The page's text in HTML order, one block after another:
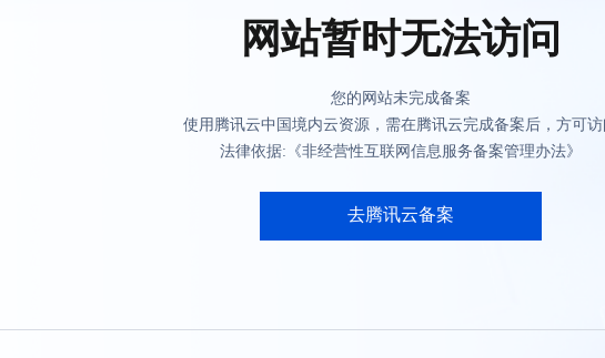
网站暂时无法访问
您的网站未完成备案
使用腾讯云中国境内云资源，需在腾讯云完成备案后，方可
法律依据:《非经营性互联网信息服务备案管理办法》
去腾讯云备案